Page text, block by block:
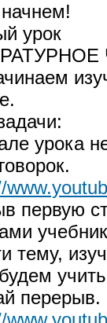
урок
урока
первую
тему,
перерыв.